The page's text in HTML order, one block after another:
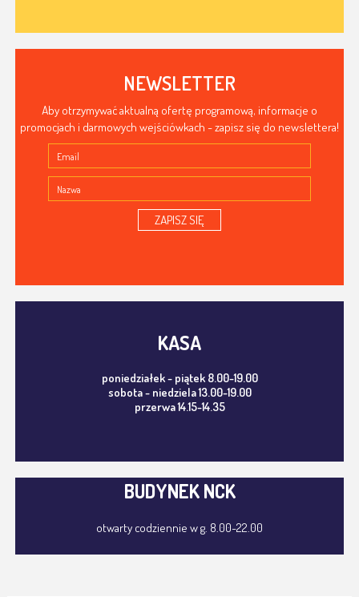
NEWSLETTER
Aby otrzymywać aktualną ofertę programową, informacje o
promocjach i darmowych wejściówkach - zapisz się do newslettera!
ZAPISZ SIĘ
KASA
poniedziałek - piątek 8.00-19.00
sobota - niedziela 13.00-19.00
przerwa 14.15-14.35
BUDYNEK NCK
otwarty codziennie w g. 8.00-22.00